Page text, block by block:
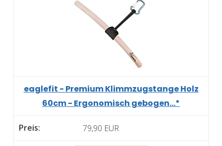
eaglefit - Premium Klimmzugstange Holz
60cm - Ergonomisch gebogen...*
79,90 EUR